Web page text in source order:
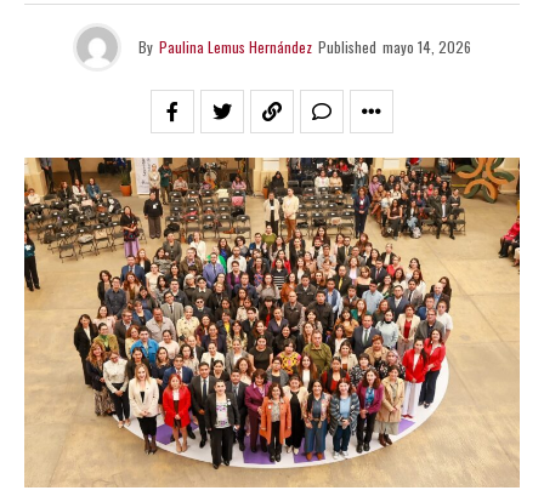
By Paulina Lemus Hernández Published mayo 14, 2026